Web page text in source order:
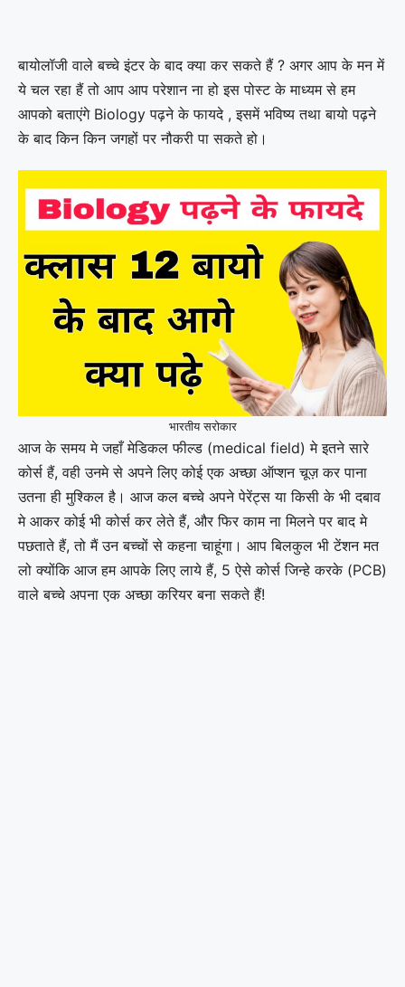
बायोलॉजी वाले बच्चे इंटर के बाद क्या कर सकते हैं ? अगर आप के मन में
ये चल रहा हैं तो आप आप परेशान ना हो इस पोस्ट के माध्यम से हम
आपको बताएंगे Biology पढ़ने के फायदे , इसमें भविष्य तथा बायो पढ़ने
के बाद किन किन जगहों पर नौकरी पा सकते हो।
भारतीय सरोकार
आज के समय मे जहाँ मेडिकल फील्ड (medical field) मे इतने सारे
कोर्स हैं, वही उनमे से अपने लिए कोई एक अच्छा ऑप्शन चूज़ कर पाना
उतना ही मुश्किल है। आज कल बच्चे अपने पेरेंट्स या किसी के भी दबाव
मे आकर कोई भी कोर्स कर लेते हैं, और फिर काम ना मिलने पर बाद मे
पछताते हैं, तो मैं उन बच्चों से कहना चाहूंगा। आप बिलकुल भी टेंशन मत
लो क्योंकि आज हम आपके लिए लाये हैं, 5 ऐसे कोर्स जिन्हे करके (PCB)
वाले बच्चे अपना एक अच्छा करियर बना सकते हैं!